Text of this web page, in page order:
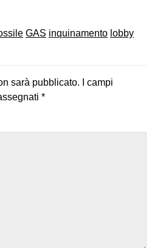
GAS inquinamento lobby
sarà pubblicato.
I campi
*